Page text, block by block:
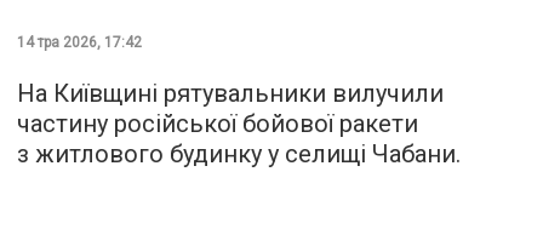
14 тра 2026, 17:42
На Київщині рятувальники вилучили
частину російської бойової ракети
з житлового будинку у селищі Чабани.